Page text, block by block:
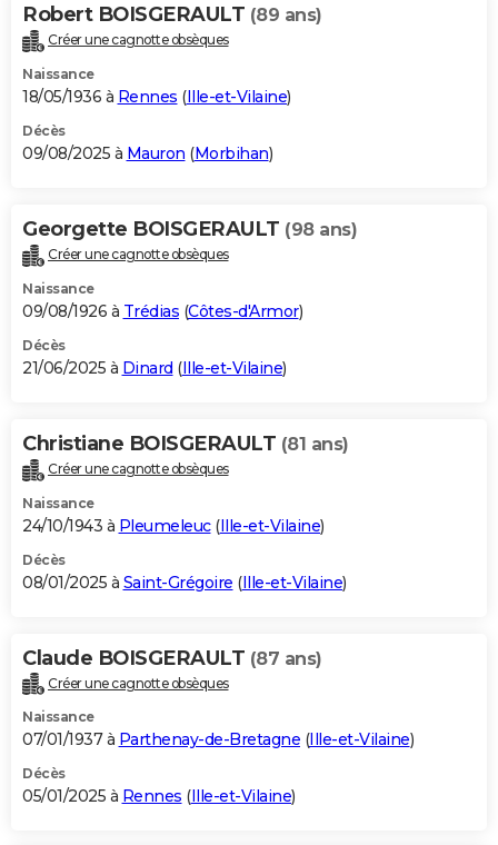
Carte de Noël
Carte Bonne année
Carte Saint-Valentin
Carte Pâques
Carte d'anniversaire
DICTIONNAIRE
Dictionnaire
Biographies
Citations
Expressions
Proverbes
PROGRAMME TV
S'inscrire
Se connecter
Lycées
Collèges
Primaires
Universités
Entreprises
Service militaire
Avis de recherche
AVIS DE DÉCÈS
Bricolage
Lifestyle
Culture
Sport
Auto
Television
Voyage
Cinema
Robert BOISGERAULT (89 ans)
Créer une cagnotte obsèques
Naissance
18/05/1936 à Rennes (Ille-et-Vilaine)
Décès
09/08/2025 à Mauron (Morbihan)
Georgette BOISGERAULT (98 ans)
Créer une cagnotte obsèques
Naissance
09/08/1926 à Trédias (Côtes-d'Armor)
Décès
21/06/2025 à Dinard (Ille-et-Vilaine)
Christiane BOISGERAULT (81 ans)
Créer une cagnotte obsèques
Naissance
24/10/1943 à Pleumeleuc(Ille-et-Vilaine)
Décès
08/01/2025 à Saint-Grégoire (Ille-et-Vilaine)
Claude BOISGERAULT (87 ans)
Créer une cagnotte obsèques
Naissance
07/01/1937 à Parthenay-de-Bretagne (Ille-et-Vilaine)
Décès
05/01/2025 à Rennes (Ille-et-Vilaine)